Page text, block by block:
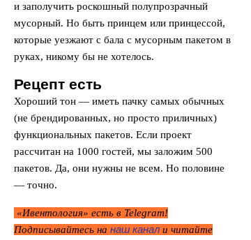
и заполучить роскошный полупрозрачный
мусорный. Но быть принцем или принцессой,
которые уезжают с бала с мусорным пакетом в
руках, никому бы не хотелось.
Рецепт есть
Хороший тон — иметь пачку самых обычных
(не брендированных, но просто приличных)
функциональных пакетов. Если проект
рассчитан на 1000 гостей, мы заложим 500
пакетов. Да, они нужны не всем. Но половине
— точно.
«Ивентология» есть в Telegram!
Подписывайтесь на наш канал и читайте